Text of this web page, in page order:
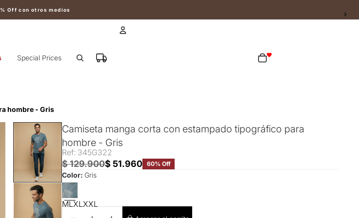
Off con otros medios
Special Prices
Total de artículos en el carrito: 0
hombre - Gris
Camiseta manga corta con estampado tipográfico para
hombre - Gris
Ref: 345G322
$ 129.900$ 51.960 60% Off
Color: Gris
MLXLXXL